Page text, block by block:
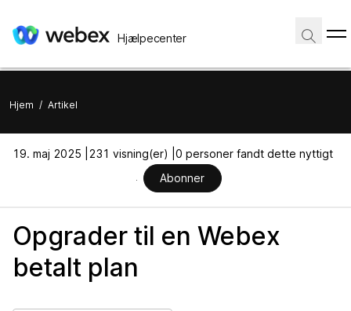
Hjælpecenter
Hjem / Artikel
19. maj 2025 | 231 visning(er) | 0 personer fandt dette nyttigt
Abonner
Opgrader til en Webex
betalt plan